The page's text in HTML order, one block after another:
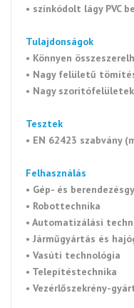
• színkódolt lágy PVC
Tulajdonságok
• Könnyen
• Nagy felületű
• Nagy szorítófelületek
Tesztek
• EN 62423 szabvány
Felhasználás
• Gép- és
• Robottechnika
• Automatizálási
• Járműgyártás és
• Vasúti technológia
• Telepítéstechnika
• Vezérlőszekrény-